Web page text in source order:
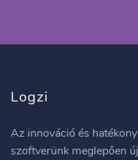
Logzi
Az innováció és
szoftverünk meglepően